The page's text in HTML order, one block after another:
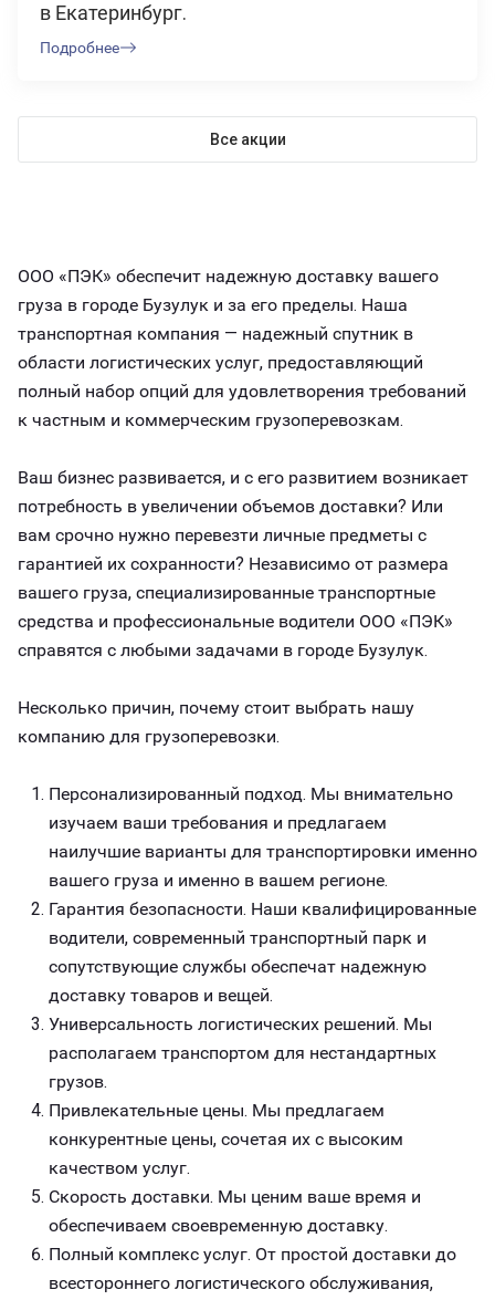
в Екатеринбург.
Подробнее
Все акции
ООО «ПЭК» обеспечит надежную доставку вашего
груза в городе Бузулук и за его пределы. Наша
транспортная компания — надежный спутник в
области логистических услуг, предоставляющий
полный набор опций для удовлетворения требований
к частным и коммерческим грузоперевозкам.
Ваш бизнес развивается, и с его развитием возникает
потребность в увеличении объемов доставки? Или
вам срочно нужно перевезти личные предметы с
гарантией их сохранности? Независимо от размера
вашего груза, специализированные транспортные
средства и профессиональные водители ООО «ПЭК»
справятся с любыми задачами в городе Бузулук.
Несколько причин, почему стоит выбрать нашу
компанию для грузоперевозки.
Персонализированный подход. Мы внимательно
изучаем ваши требования и предлагаем
наилучшие варианты для транспортировки именно
вашего груза и именно в вашем регионе.
Гарантия безопасности. Наши квалифицированные
водители, современный транспортный парк и
сопутствующие службы обеспечат надежную
доставку товаров и вещей.
Универсальность логистических решений. Мы
располагаем транспортом для нестандартных
грузов.
Привлекательные цены. Мы предлагаем
конкурентные цены, сочетая их с высоким
качеством услуг.
Скорость доставки. Мы ценим ваше время и
обеспечиваем своевременную доставку.
Полный комплекс услуг. От простой доставки до
всестороннего логистического обслуживания,